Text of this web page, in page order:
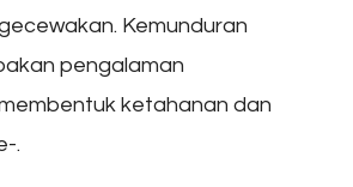
Kemunduran
pengalaman
ketahanan dan
.